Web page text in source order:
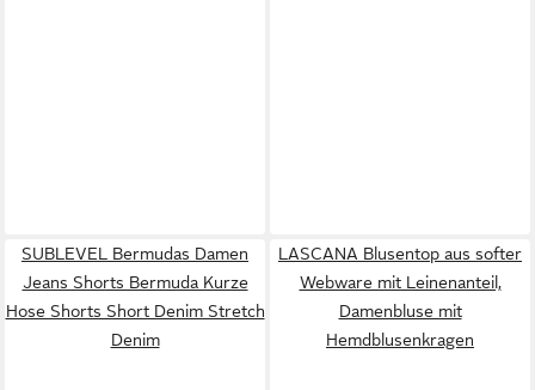
SUBLEVEL Bermudas Damen
Jeans Shorts Bermuda Kurze
Hose Shorts Short Denim Stretch
Denim
LASCANA Blusentop aus softer
Webware mit Leinenanteil,
Damenbluse mit
Hemdblusenkragen